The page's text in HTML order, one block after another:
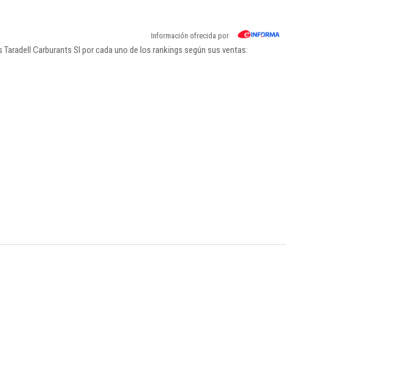
Información ofrecida por
Carburants Sl por cada uno de los rankings según sus ventas: